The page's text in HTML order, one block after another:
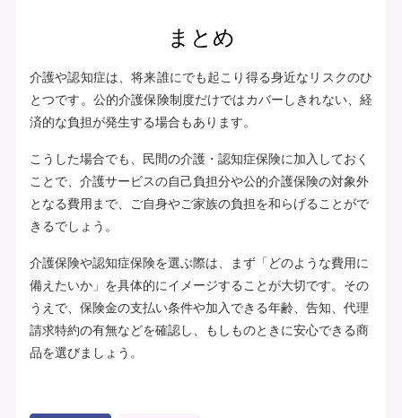
まとめ
介護や認知症は、将来誰にでも起こり得る身近なリスクのひ
とつです。公的介護保険制度だけではカバーしきれない、経
済的な負担が発生する場合もあります。
こうした場合でも、民間の介護・認知症保険に加入しておく
ことで、介護サービスの自己負担分や公的介護保険の対象外
となる費用まで、ご自身やご家族の負担を和らげることがで
きるでしょう。
介護保険や認知症保険を選ぶ際は、まず「どのような費用に
備えたいか」を具体的にイメージすることが大切です。その
うえで、保険金の支払い条件や加入できる年齢、告知、代理
請求特約の有無などを確認し、もしものときに安心できる商
品を選びましょう。